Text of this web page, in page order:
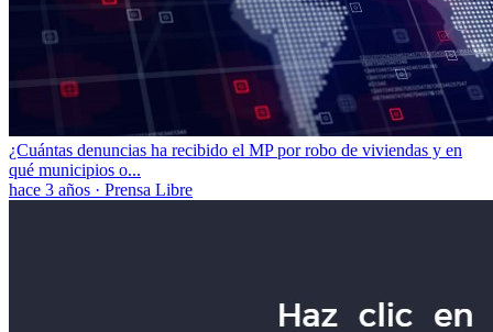
¿Cuántas denuncias ha recibido el MP por robo de viviendas y en
qué municipios o...
hace 3 años · Prensa Libre